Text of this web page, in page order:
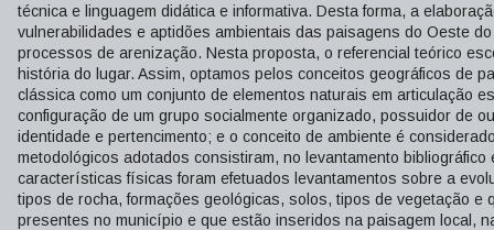
técnica e linguagem didática e informativa. Desta forma, a
vulnerabilidades e aptidões ambientais das paisagens do Oeste
processos de arenização. Nesta proposta, o referencial teórico
história do lugar. Assim, optamos pelos conceitos geográficos de
clássica como um conjunto de elementos naturais em articulação
configuração de um grupo socialmente organizado, possuidor de
identidade e pertencimento; e o conceito de ambiente é
metodológicos adotados consistiram, no levantamento
características físicas foram efetuados levantamentos sobre a
tipos de rocha, formações geológicas, solos, tipos de vegetação
presentes no município e que estão inseridos na paisagem local,